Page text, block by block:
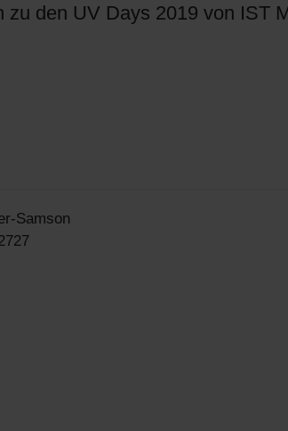
zu den UV Days 2019 von IST
Samson